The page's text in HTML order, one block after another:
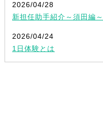
2026/04/28
新担任助手紹介～須田編～
2026/04/24
1日体験とは